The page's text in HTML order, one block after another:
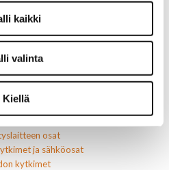
kaikki
valinta
Kiellä
osat
osat
osat
ja sähköosat
kytkimet